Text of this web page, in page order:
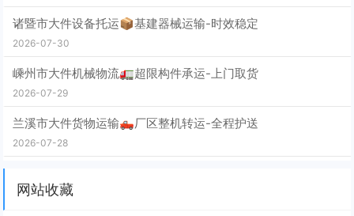
诸暨市大件设备托运📦基建器械运输-时效稳定
2026-07-30
嵊州市大件机械物流🚛超限构件承运-上门取货
2026-07-29
兰溪市大件货物运输🛻厂区整机转运-全程护送
2026-07-28
网站收藏